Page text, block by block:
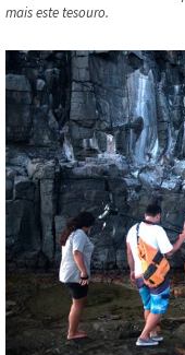
mais este tesouro.